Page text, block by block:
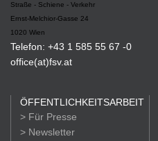
Straße - Schiene - Verkehr
Ernst-Melchior-Gasse 24
1020 Wien
Telefon: +43 1 585 55 67 -0
office(at)fsv.at
ÖFFENTLICHKEITSARBEIT
> Für Presse
> Newsletter